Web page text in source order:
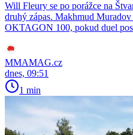
Will Fleury se po porážce na
druhý zápas. Makhmud
OKTAGON 100, pokud duel
MMAMAG.cz
dnes, 09:51
1 min